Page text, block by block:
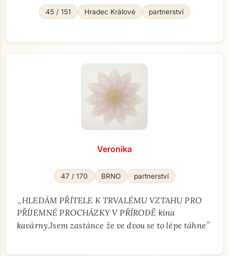
45 / 151 Hradec Králové partnerství
Veronika
47 / 170 BRNO partnerství
„HLEDÁM PŘÍTELE K TRVALÉMU VZTAHU PRO
PŘÍJEMNÉ PROCHÁZKY V PŘÍRODĚ kina
kavárny.Jsem zastánce že ve dvou se to lépe táhne"